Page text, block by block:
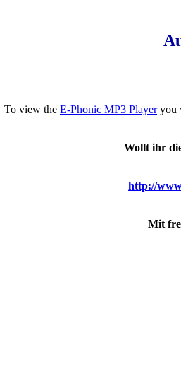
To view the E-Phonic MP3 Playeryou
Wollt ihr
http://
Mit